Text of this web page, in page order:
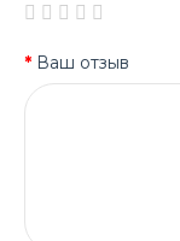
Ваш отзыв